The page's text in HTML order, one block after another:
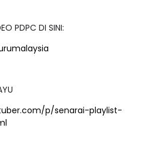
PDPC DI SINI:
p/senarai-playlist-